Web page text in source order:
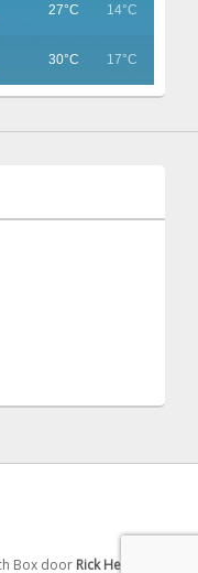
27°C 14°C
30°C 17°C
Box door Rick Hensgens